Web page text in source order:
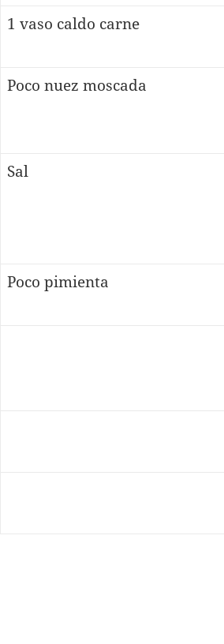
1 vaso caldo carne
Poco nuez moscada
Sal
Poco pimienta